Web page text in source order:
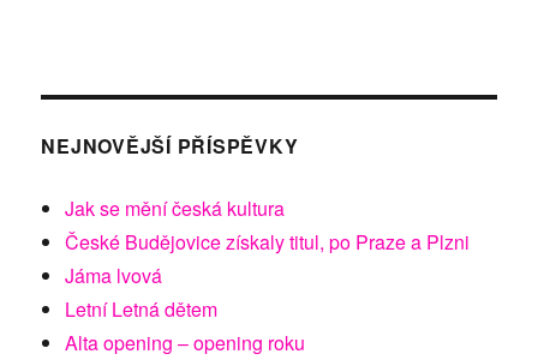
NEJNOVĚJŠÍ PŘÍSPĚVKY
Jak se mění česká kultura
České Budějovice získaly titul, po Praze a Plzni
Jáma lvová
Letní Letná dětem
Alta opening – opening roku